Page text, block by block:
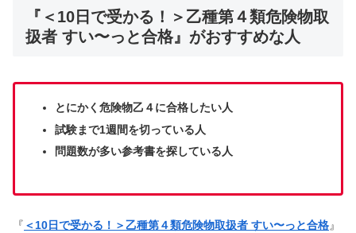
『＜10日で受かる！＞乙種第４類危険物取
扱者 すい〜っと合格』がおすすめな人
とにかく危険物乙４に合格したい人
試験まで1週間を切っている人
問題数が多い参考書を探している人
『 ＜10日で受かる！＞乙種第４類危険物取扱者 すい〜っと合格』